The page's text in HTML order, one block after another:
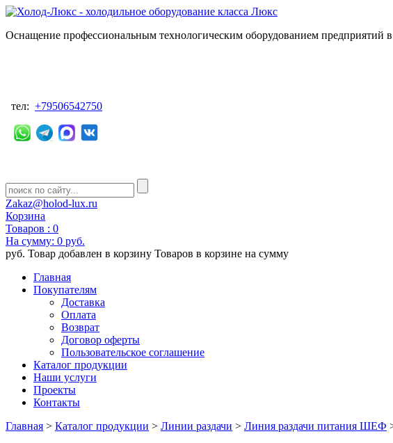
Оснащение профессиональным технологическим оборудованием предприятий
тел: +79506542750
Zakaz@holod-lux.ru
Корзина
Товаров : 0
На сумму: 0 руб.
руб. Товар добавлен в корзину Товаров в корзине на сумму
Главная
Покупателям
Доставка
Оплата
Возврат
Договор оферты
Пользовательское соглашение
Каталог продукции
Наши услуги
Проекты
Контакты
Главная > Каталог продукции > Линии раздачи > Линия раздачи питания ШЕФ